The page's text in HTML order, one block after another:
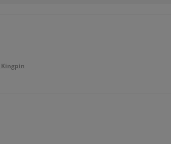
Kingpin